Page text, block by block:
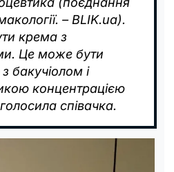
– BLIK.ua).
крема з
Це може бути
бакучіолом і
концентрацією
співачка.